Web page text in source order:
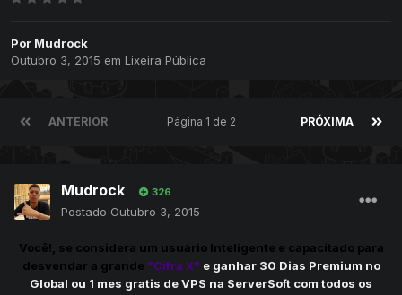
Por Mudrock
Outubro 3, 2015 em Lixeira Pública
ANTERIOR PRÓXIMA
Página 1 de 2
Mudrock 326
Postado Outubro 3, 2015
Você!, se considera um usuário Inteligente e capacitado para
desvendar a grande "Cifra X" e ganhar 30 Dias Premium no
Global ou 1 mes gratis de VPS na ServerSoft com todos os